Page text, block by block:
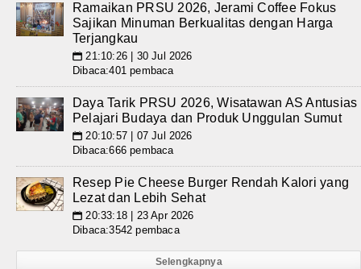
Ramaikan PRSU 2026, Jerami Coffee Fokus
Sajikan Minuman Berkualitas dengan Harga
Terjangkau
📅 21:10:26 | 30 Jul 2026
Dibaca:401 pembaca
Daya Tarik PRSU 2026, Wisatawan AS Antusias
Pelajari Budaya dan Produk Unggulan Sumut
📅 20:10:57 | 07 Jul 2026
Dibaca:666 pembaca
Resep Pie Cheese Burger Rendah Kalori yang
Lezat dan Lebih Sehat
📅 20:33:18 | 23 Apr 2026
Dibaca:3542 pembaca
Selengkapnya